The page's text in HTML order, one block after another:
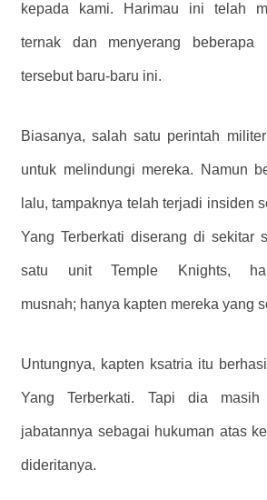
kepada kami. Harimau ini telah
ternak dan menyerang beberapa
tersebut baru-baru ini.
Biasanya, salah satu perintah
untuk melindungi mereka. Namun
lalu, tampaknya telah terjadi insiden
Yang Terberkati diserang di sekitar
satu unit Temple Knights,
musnah; hanya kapten mereka yang
Untungnya, kapten ksatria itu
Yang Terberkati. Tapi dia masih
jabatannya sebagai hukuman atas
dideritanya.